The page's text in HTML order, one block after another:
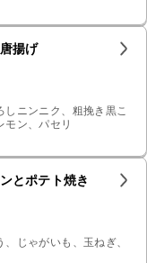
揚げ
ニンニク、粗挽き黒こ
モン、パセリ
とポテト焼き
じゃがいも、玉ねぎ、